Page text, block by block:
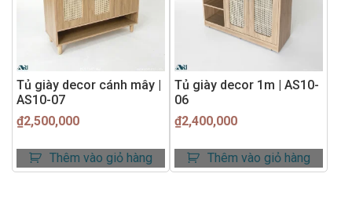
Tủ giày decor cánh mây |
AS10-07
₫2,500,000
Thêm vào giỏ hàng
Tủ giày decor 1m | AS10-
06
₫2,400,000
Thêm vào giỏ hàng